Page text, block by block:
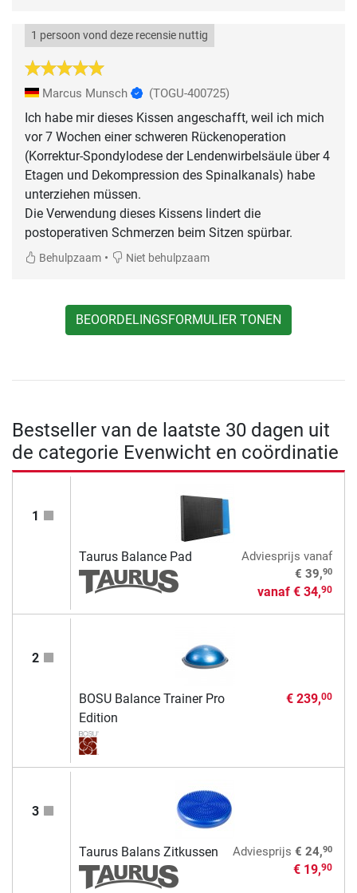
1 persoon vond deze recensie nuttig
Marcus Munsch (TOGU-400725)
Ich habe mir dieses Kissen angeschafft, weil ich mich
vor 7 Wochen einer schweren Rückenoperation
(Korrektur-Spondylodese der Lendenwirbelsäule über 4
Etagen und Dekompression des Spinalkanals) habe
unterziehen müssen.
Die Verwendung dieses Kissens lindert die
postoperativen Schmerzen beim Sitzen spürbar.
Behulpzaam • Niet behulpzaam
BEOORDELINGSFORMULIER TONEN
Bestseller van de laatste 30 dagen uit
de categorie Evenwicht en coördinatie
1
Taurus Balance Pad Adviesprijs vanaf
€ 39,90
vanaf € 34,90
2
BOSU Balance Trainer Pro
Edition
€ 239,00
3
Taurus Balans Zitkussen Adviesprijs € 24,90
€ 19,90